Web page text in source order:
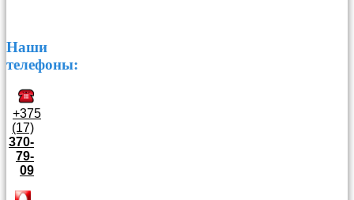
Наши
телефоны:
+375
(17)
370-
79-
09